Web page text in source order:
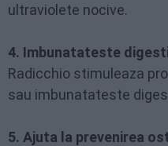
ultraviolete nocive.
4. Imbunatateste
Radicchio stimuleaza
sau imbunatateste
5. Ajuta la prevenirea